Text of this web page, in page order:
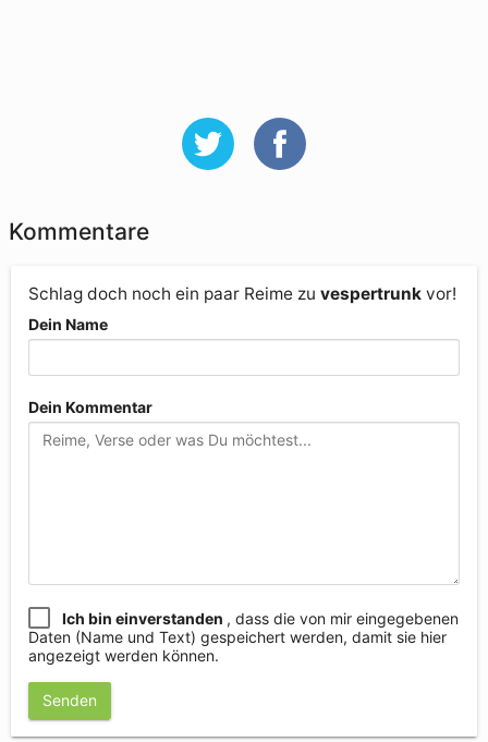
Kommentare
Schlag doch noch ein paar Reime zu vespertrunk vor!
Dein Name
Dein Kommentar
Ich bin einverstanden , dass die von mir eingegebenen
Daten (Name und Text) gespeichert werden, damit sie hier
angezeigt werden können.
Senden